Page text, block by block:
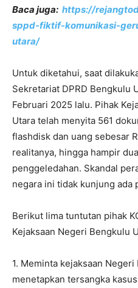
Baca juga: https://
sppd-fiktif-komunikasi-
utara/
Untuk diketahui, saat
Sekretariat DPRD Bengkulu
Februari 2025 lalu. Pihak
Utara telah menyita 561
flashdisk dan uang sebesar
realitanya, hingga hampir
penggeledahan. Skandal
negara ini tidak kunjung ada
Berikut lima tuntutan pihak
Kejaksaan Negeri Bengkulu
1. Meminta kejaksaan
menetapkan tersangka